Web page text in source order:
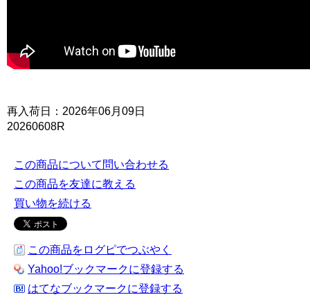
再入荷日：2026年06月09日
20260608R
この商品について問い合わせる
この商品を友達に教える
買い物を続ける
この商品をログピでつぶやく
Yahoo!ブックマークに登録する
はてなブックマークに登録する